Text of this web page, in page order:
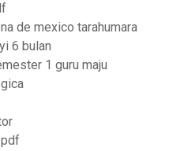
de mexico tarahumara
6 bulan
1 guru maju